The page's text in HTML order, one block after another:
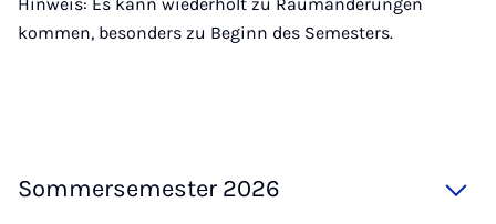
kommen, besonders zu Beginn des Semesters.
Sommersemester 2026